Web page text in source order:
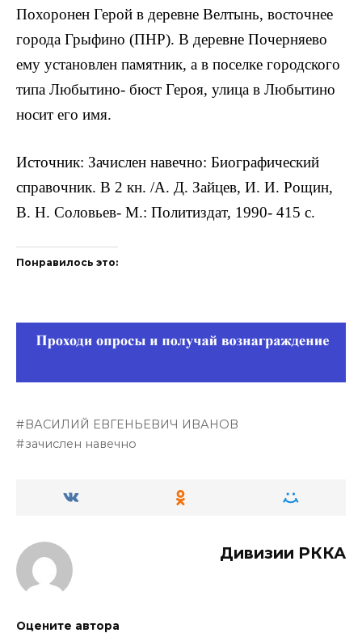
Похоронен Герой в деревне Велтынь, восточнее
го­рода Грыфино (ПНР). В деревне Почерняево
ему уста­новлен памятник, а в поселке городского
типа Любытино- бюст Героя, улица в Любытино
носит его имя.
Источник: Зачислен навечно: Биографический
справочник. В 2 кн. /А. Д. Зайцев, И. И. Рощин,
В. Н. Соловьев- М.: Политиздат, 1990- 415 с.
Понравилось это:
ВАСИЛИЙ ЕВГЕНЬЕВИЧ ИВАНОВ
зачислен навечно
Дивизии РККА
Оцените автора